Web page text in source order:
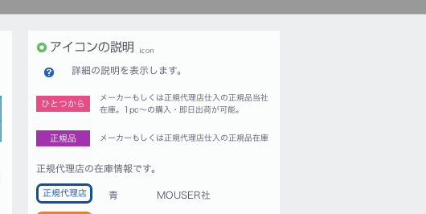
詳細の説明を表示します。
ひとつから
メーカーもしくは正規代理店仕入の正規品当社
在庫。1pc〜の購入・即日出荷が可能。
正規品 メーカーもしくは正規代理店仕入の正規品在庫
正規代理店の在庫情報です。
正規代理店 青 MOUSER社